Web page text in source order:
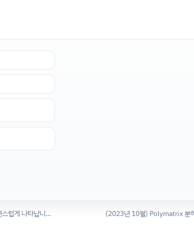
대규모 멀티모달 언어모델에서는 인간과 유사한 객체 개념 표현이 자연스럽게 나타납니다.